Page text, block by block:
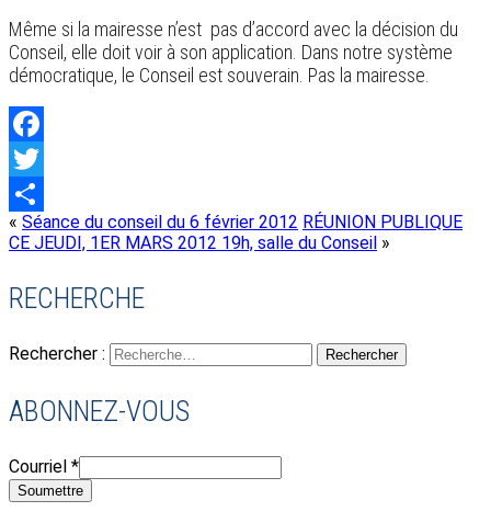
Même si la mairesse n’est pas d’accord avec la décision du
Conseil, elle doit voir à son application. Dans notre système
démocratique, le Conseil est souverain. Pas la mairesse.
Facebook
Twitter
Share
« Séance du conseil du 6 février 2012 RÉUNION PUBLIQUE
CE JEUDI, 1ER MARS 2012 19h, salle du Conseil »
RECHERCHE
Rechercher :
ABONNEZ-VOUS
Courriel *
Soumettre